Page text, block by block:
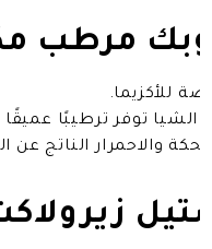
مرطب مكثف
للأكزيما.
الشيا توفر ترطيبًا
والاحمرار الناتج عن
زيرولاكت